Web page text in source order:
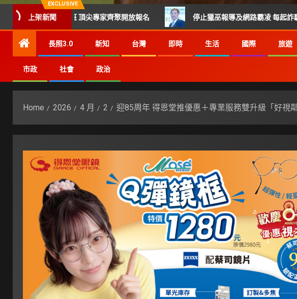
EXCLUSIVE
上架新聞
屆科技CTO班 頂尖專家齊聚開放報名 停止獵巫報導及網路霸凌 每起詐騙都是
長照3.0 新知 台灣 即時 生活 國際 旅遊
市政 社會 政治
Home 2026 4 月 2 迎85周年 得恩堂推優惠＋專業服務雙升級「好視